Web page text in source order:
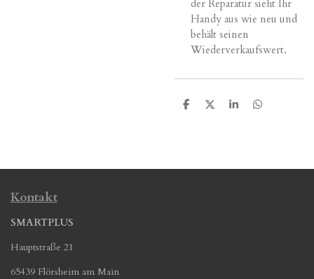
der Reparatur sieht Ihr
Handy aus wie neu und
behält seinen
Wiederverkaufswert.
T
T
T
T
Kontakt
SMARTPLUS
Hauptstraße 21
65439 Flörsheim am Main